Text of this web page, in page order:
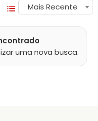
Mais Recente
uma nova busca.